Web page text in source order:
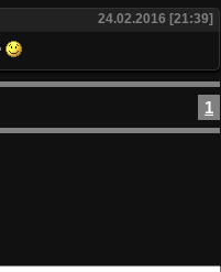
24.02.2016 [21:39]
1